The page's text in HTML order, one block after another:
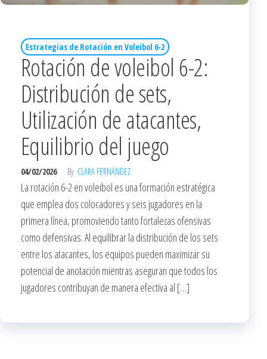
Estrategias de Rotación en Voleibol 6-2
Rotación de voleibol 6-2:
Distribución de sets,
Utilización de atacantes,
Equilibrio del juego
04/02/2026 By CLARA FERNÁNDEZ
La rotación 6-2 en voleibol es una formación estratégica
que emplea dos colocadores y seis jugadores en la
primera línea, promoviendo tanto fortalezas ofensivas
como defensivas. Al equilibrar la distribución de los sets
entre los atacantes, los equipos pueden maximizar su
potencial de anotación mientras aseguran que todos los
jugadores contribuyan de manera efectiva al […]